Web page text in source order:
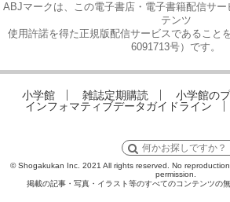
ABJマークは、この電子書店・電子書籍配信サ
テンツ
使用許諾を得た正規版配信サービスであること
6091713号）です。
小学館 雑誌定期購読
小学館の
インフォマティブデータガイドライン
© Shogakukan Inc. 2021 All rights reserved. No
permission.
掲載の記事・写真・イラスト等のすべてのコンテンツの